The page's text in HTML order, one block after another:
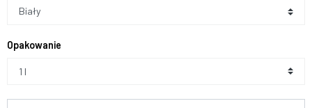
Biały
Opakowanie